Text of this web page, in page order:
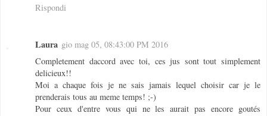
Rispondi
Laura gio mag 05, 08:43:00 PM 2016
Completement daccord avec toi, ces jus sont tout simplement
delicieux!!
Moi a chaque fois je ne sais jamais lequel choisir car je le
prenderais tous au meme temps! ;-)
Pour ceux d'entre vous qui ne les aurait pas encore goutés